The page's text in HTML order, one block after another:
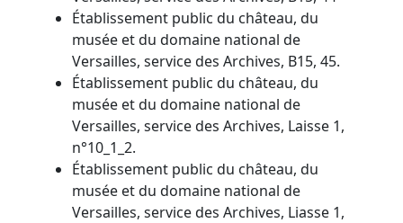
Établissement public du château, du
musée et du domaine national de
Versailles, service des Archives, B15, 45.
Établissement public du château, du
musée et du domaine national de
Versailles, service des Archives, Laisse 1,
n°10_1_2.
Établissement public du château, du
musée et du domaine national de
Versailles, service des Archives, Liasse 1,